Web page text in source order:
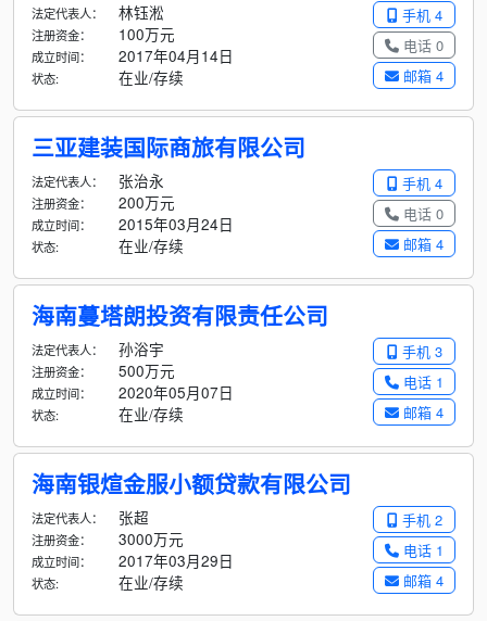
手机 4
电话 0
邮箱 4
法定代表人： 林钰淞
注册资金： 100万元
成立时间： 2017年04月14日
状态: 在业/存续
三亚建装国际商旅有限公司
手机 4
电话 0
邮箱 4
法定代表人： 张治永
注册资金： 200万元
成立时间： 2015年03月24日
状态: 在业/存续
海南蔓塔朗投资有限责任公司
手机 3
电话 1
邮箱 4
法定代表人： 孙浴宇
注册资金： 500万元
成立时间： 2020年05月07日
状态: 在业/存续
海南银煊金服小额贷款有限公司
手机 2
电话 1
邮箱 4
法定代表人： 张超
注册资金： 3000万元
成立时间： 2017年03月29日
状态: 在业/存续